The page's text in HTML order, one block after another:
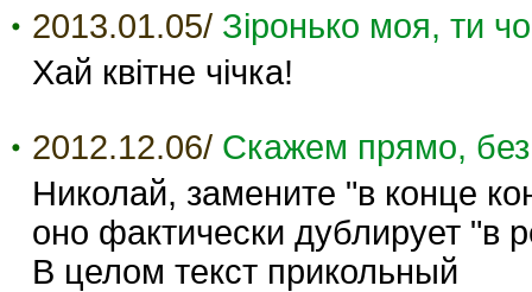
2013.01.05/ Зіронько моя, ти
Хай квітне чічка!
2012.12.06/ Скажем прямо,
Николай, замените "в конце
оно фактически дублирует "в
В целом текст прикольный